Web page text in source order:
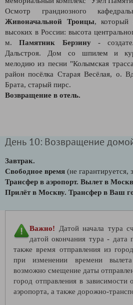
Осмотр грандиозного
Живоначальной Троицы, который
высоких в России: высота
м.Памятник Берзину-
Дальстроя. Дом со шпилем и
мелодию из песни "Колымская
район посёлка Старая Весёлая, о.
Брата, старый пирс.
Возвращение в отель.
День 10: Возвращение
Завтрак.
Свободное время (не гарантируется,
Трансфер в аэропорт. Вылет в
Прилёт в Москву. Трансфер в Ваш
Важно! Датой начала тура
датой окончания тура - дата
также время отправления из
при изменении времени
возможно смещение даты
город отправления в зависимости
аэропорта, а также дорожно-